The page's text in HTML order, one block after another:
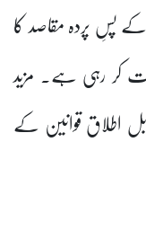
پسِ پردہ مقاصد کا
کر رہی ہے۔ مزید
اطلاق قوانین کے